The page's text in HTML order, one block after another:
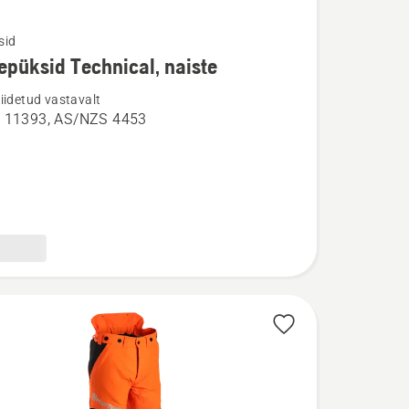
Technical, naiste
vastavalt
11393, AS/NZS 4453